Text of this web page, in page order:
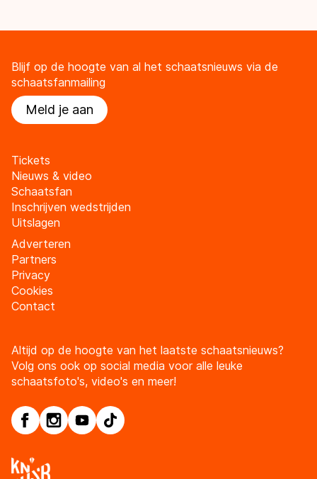
Blijf op de hoogte van al het schaatsnieuws via de
schaatsfanmailing
Meld je aan
Tickets
Nieuws & video
Schaatsfan
Inschrijven wedstrijden
Uitslagen
Adverteren
Partners
Privacy
Cookies
Contact
Altijd op de hoogte van het laatste schaatsnieuws?
Volg ons ook op social media voor alle leuke
schaatsfoto's, video's en meer!